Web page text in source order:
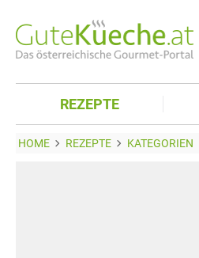
REZEPTE
HOME REZEPTE KATEGORIEN